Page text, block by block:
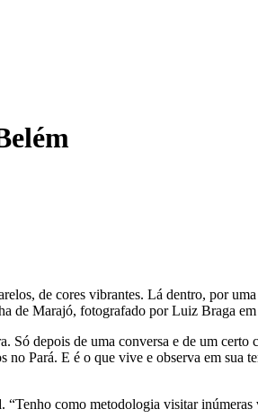
de cores vibrantes. Lá dentro, por
de Marajó, fotografado por Luiz Braga
depois de uma conversa e de um
Pará. E é o que vive e observa em sua
. “Tenho como metodologia visitar